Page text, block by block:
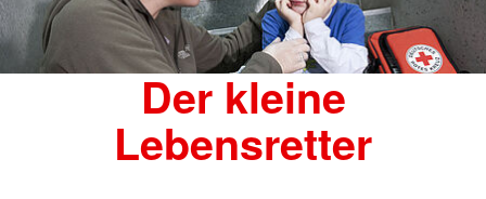
Der kleine
Lebensretter